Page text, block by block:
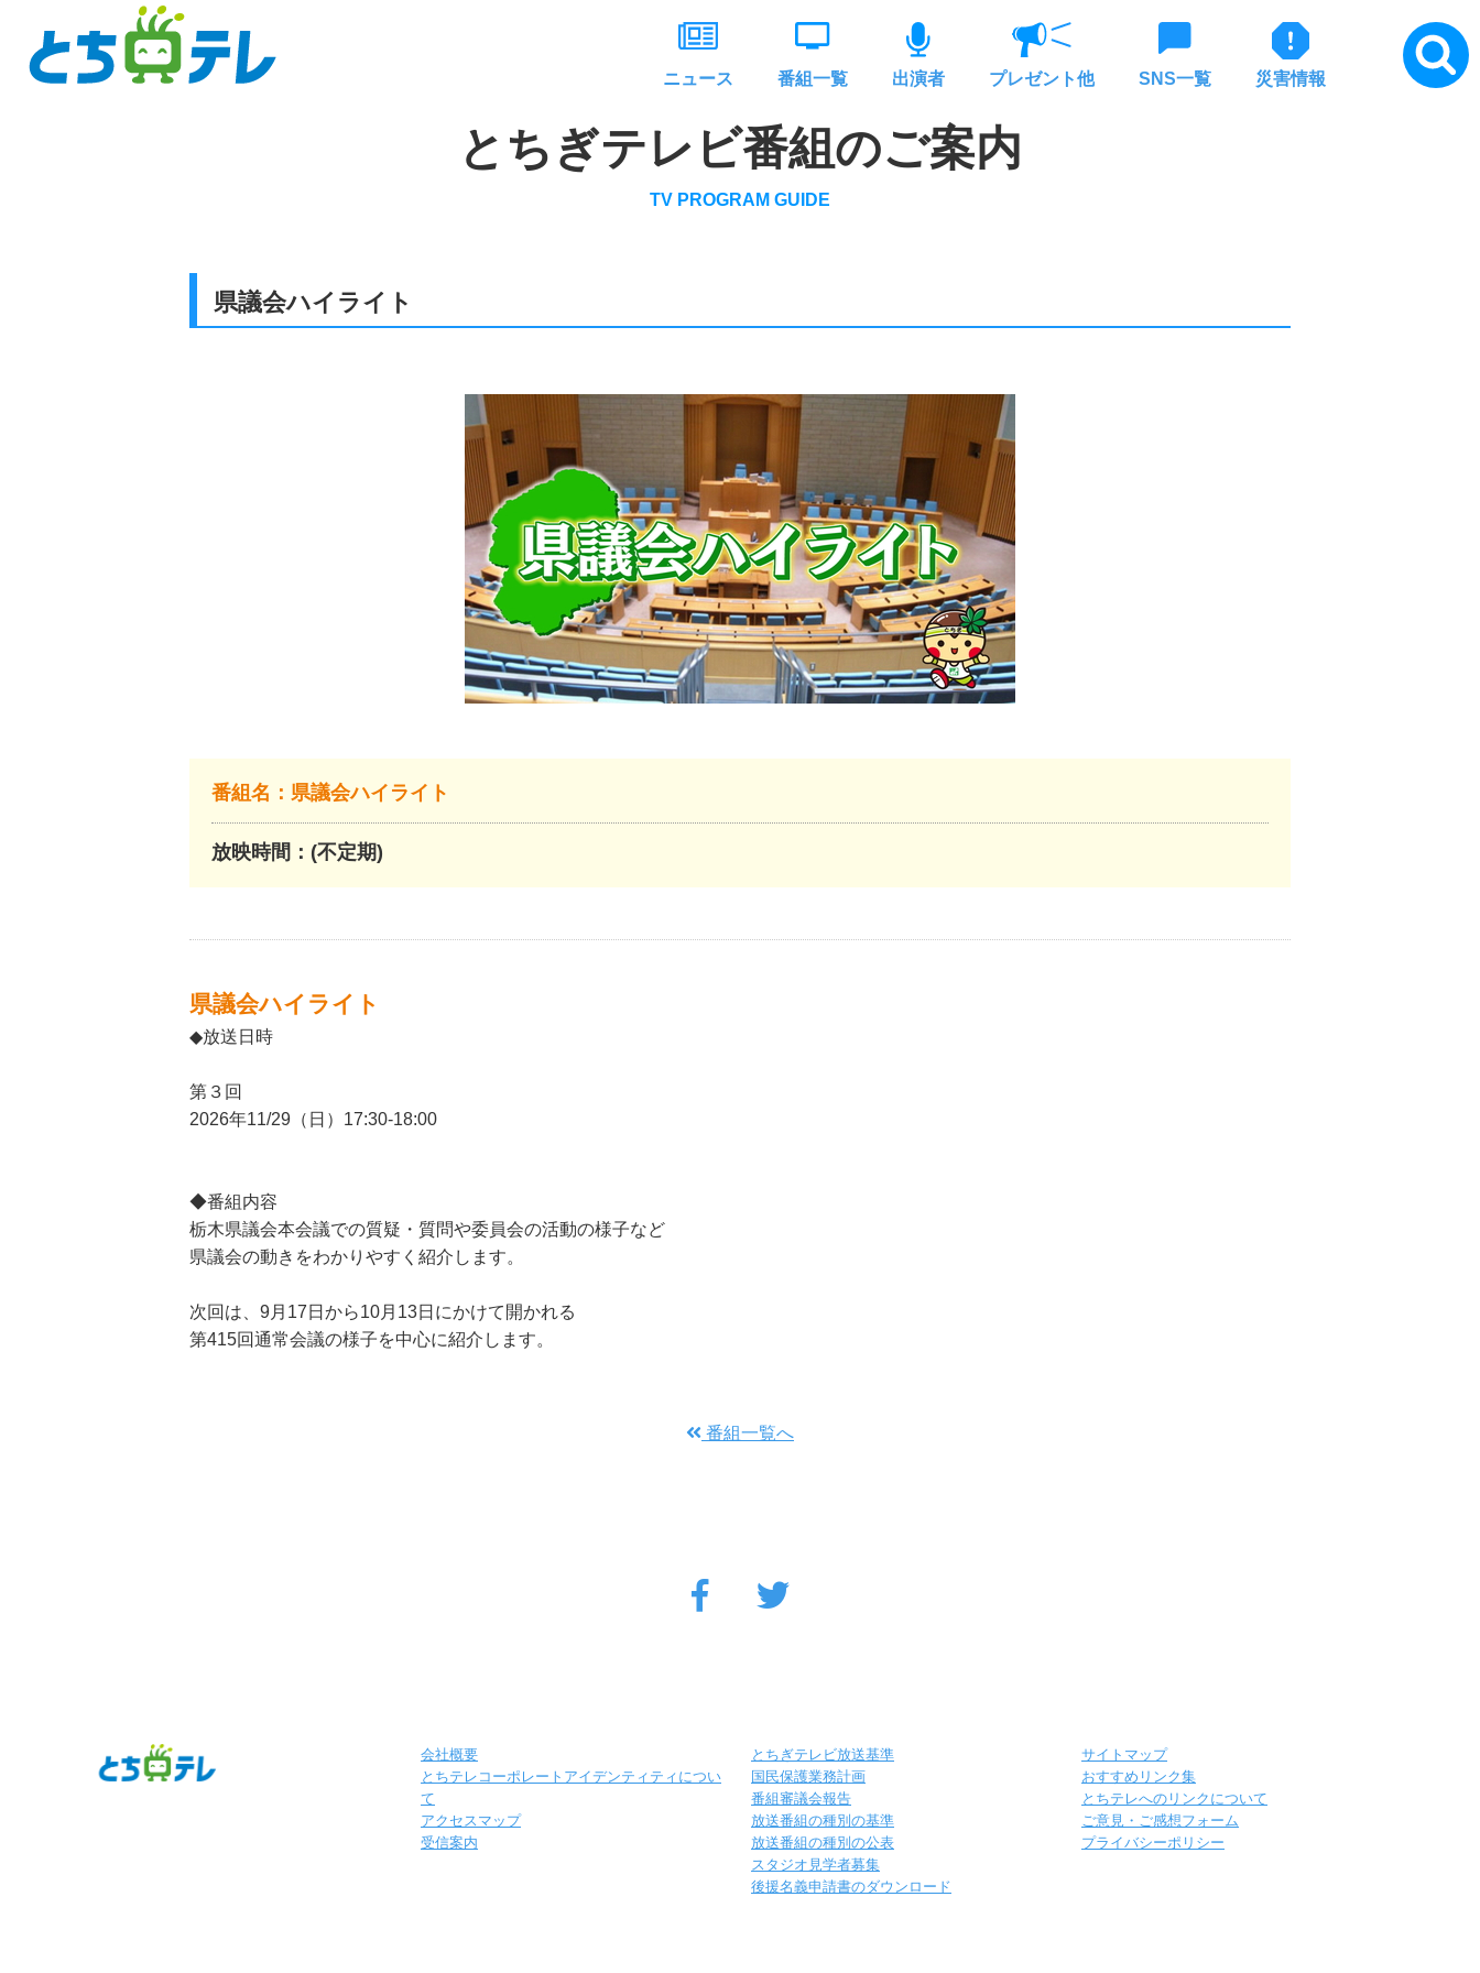
ニュース 番組一覧 出演者 プレゼント他 SNS一覧 災害情報
とちぎテレビ番組のご案内
TV PROGRAM GUIDE
県議会ハイライト
番組名：県議会ハイライト
放映時間：(不定期)
県議会ハイライト
◆放送日時
第３回
2026年11/29（日）17:30-18:00
◆番組内容
栃木県議会本会議での質疑・質問や委員会の活動の様子など
県議会の動きをわかりやすく紹介します。
次回は、9月17日から10月13日にかけて開かれる
第415回通常会議の様子を中心に紹介します。
番組一覧へ
会社概要
とちテレコーポレートアイデンティティについ
て
アクセスマップ
受信案内
とちぎテレビ放送基準
国民保護業務計画
番組審議会報告
放送番組の種別の基準
放送番組の種別の公表
スタジオ見学者募集
後援名義申請書のダウンロード
サイトマップ
おすすめリンク集
とちテレへのリンクについて
ご意見・ご感想フォーム
プライバシーポリシー